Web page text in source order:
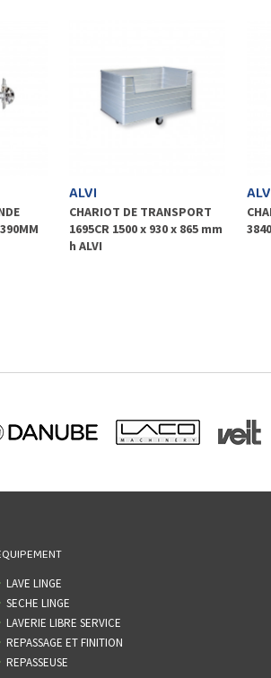
ALVI
CHARIOT DE TRANSPORT
1695CR 1500 x 930 x 865 mm
h ALVI
LAVE LINGE
SECHE LINGE
LAVERIE LIBRE SERVICE
REPASSAGE ET FINITION
REPASSEUSE